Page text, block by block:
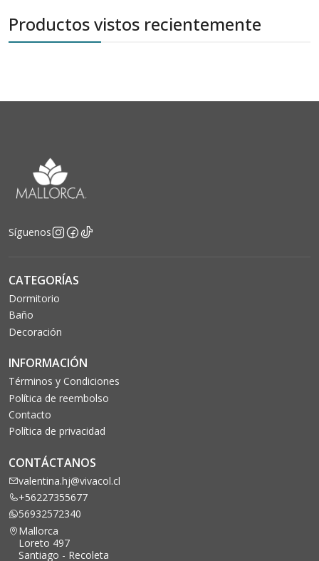
Productos vistos recientemente
Síguenos
CATEGORÍAS
Dormitorio
Baño
Decoración
INFORMACIÓN
Términos y Condiciones
Política de reembolso
Contacto
Política de privacidad
CONTÁCTANOS
valentina.hj@vivacol.cl
+56227355677
56932572340
Mallorca
Loreto 497
Santiago - Recoleta